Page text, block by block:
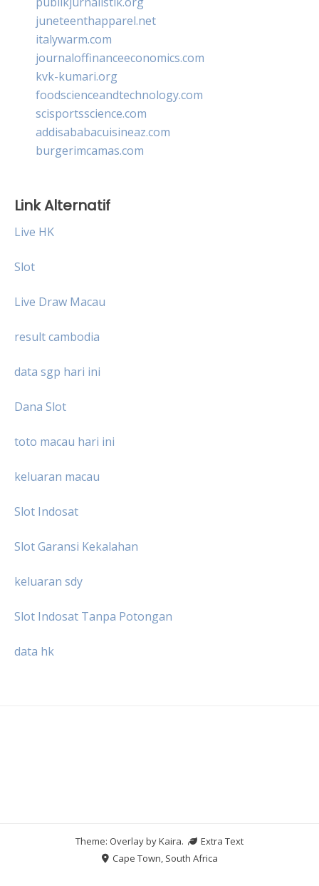
juneteenthapparel.net
italywarm.com
journaloffinanceeconomics.com
kvk-kumari.org
foodscienceandtechnology.com
scisportsscience.com
addisababacuisineaz.com
burgerimcamas.com
Link Alternatif
Live HK
Slot
Live Draw Macau
result cambodia
data sgp hari ini
Dana Slot
toto macau hari ini
keluaran macau
Slot Indosat
Slot Garansi Kekalahan
keluaran sdy
Slot Indosat Tanpa Potongan
data hk
Theme: Overlay byKaira.
Extra Text
Cape Town, South Africa